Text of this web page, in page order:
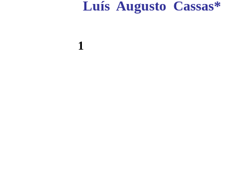
Luís Augusto Cassas*
1